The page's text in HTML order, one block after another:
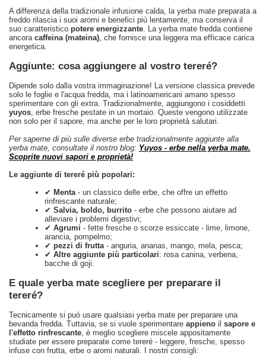
A differenza della tradizionale infusione calda, la yerba mate preparata a
freddo rilascia i suoi aromi e benefici più lentamente, ma conserva il
suo caratteristico potere energizzante. La yerba mate fredda contiene
ancora caffeina (mateina), che fornisce una leggera ma efficace carica
energetica.
Aggiunte: cosa aggiungere al vostro tereré?
Dipende solo dalla vostra immaginazione! La versione classica prevede
solo le foglie e l'acqua fredda, ma i latinoamericani amano spesso
sperimentare con gli extra. Tradizionalmente, aggiungono i cosiddetti
yuyos, erbe fresche pestate in un mortaio. Queste vengono utilizzate
non solo per il sapore, ma anche per le loro proprietà salutari.
Per saperne di più sulle diverse erbe tradizionalmente aggiunte alla
yerba mate, consultate il nostro blog: Yuyos - erbe nella yerba mate.
Scoprite nuovi sapori e proprietà!
Le aggiunte di tereré più popolari:
✔ Menta- un classico delle erbe, che offre un effetto
rinfrescante naturale;
✔ Salvia, boldo, burrito - erbe che possono aiutare ad
alleviare i problemi digestivi;
✔ Agrumi - fette fresche o scorze essiccate - lime, limone,
arancia, pompelmo;
✔ pezzi di frutta- anguria, ananas, mango, mela, pesca;
✔ Altre aggiunte più particolari: rosa canina, verbena,
bacche di goji.
E quale yerba mate scegliere per preparare il
tereré?
Tecnicamente si può usare qualsiasi yerba mate per preparare una
bevanda fredda. Tuttavia, se si vuole sperimentare appieno il sapore e
l'effetto rinfrescante, è meglio scegliere miscele appositamente
studiate per essere preparate come tereré - leggere, fresche, spesso
infuse con frutta, erbe o aromi naturali. I nostri consigli: